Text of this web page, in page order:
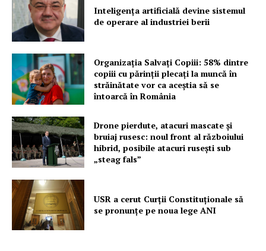
FREEDOM HOUSE ROMÂNIA
PRESShub
Despre noi / Echipa
Rețea
Contact
Inteligența artificială devine sistemul
de operare al industriei berii
Organizația Salvați Copiii: 58% dintre
copiii cu părinții plecați la muncă în
străinătate vor ca aceștia să se
întoarcă în România
Drone pierdute, atacuri mascate și
bruiaj rusesc: noul front al războiului
hibrid, posibile atacuri rusești sub
„steag fals”
USR a cerut Curții Constituționale să
se pronunțe pe noua lege ANI